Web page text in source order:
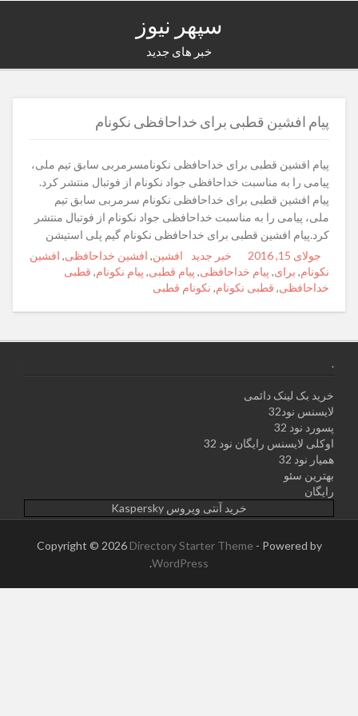
سپهر نیوز
خبر های جدید
پیام افشین قطبی برای خداحافظی نکونام
پیام افشین قطبی برای خداحافظی نکونامسرمربی سابق تیم ملی،
پیامی را به مناسبت خداحافظی جواد نکونام از فوتبال منتشر کرد.
پیام افشین قطبی برای خداحافظی نکونام سرمربی سابق تیم
ملی، پیامی را به مناسبت خداحافظی جواد نکونام از فوتبال منتشر
کرد.پیام افشین قطبی برای خداحافظی نکونام گیم پلی استیشن
Posted
on
جولای 15, 2016 Author
Categories
خبر جدید Tags
افشین, افشین خداحافظی, افشین
نکونام, برای, پیام خداحافظی, پیام قطبی, پیام نکونام, قطبی
خداحافظی, قطبی نکونام, نکونام قطبی
.
خرید بک لینک دائمی
لایسنس نود32
پسورد نود 32
اوکلی لایسنس رایگان نود 32
همیار نود 32
بهترین سئو
رایگان
خرید آنتی ویروس Kaspersky
Copyright © 2026 Directory Starter Theme - Powered by
WordPress
.